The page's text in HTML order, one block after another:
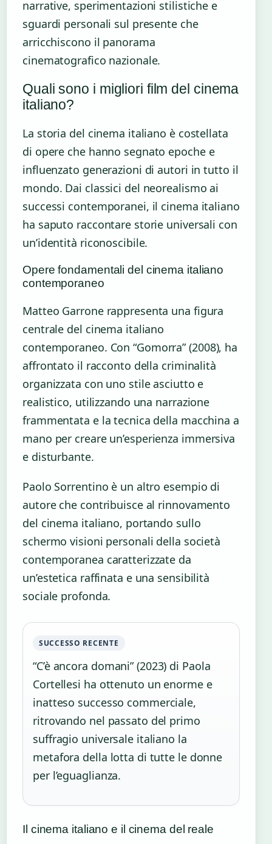
narrative, sperimentazioni stilistiche e
sguardi personali sul presente che
arricchiscono il panorama
cinematografico nazionale.
Quali sono i migliori film del cinema
italiano?
La storia del cinema italiano è costellata
di opere che hanno segnato epoche e
influenzato generazioni di autori in tutto il
mondo. Dai classici del neorealismo ai
successi contemporanei, il cinema italiano
ha saputo raccontare storie universali con
un’identità riconoscibile.
Opere fondamentali del cinema italiano
contemporaneo
Matteo Garrone rappresenta una figura
centrale del cinema italiano
contemporaneo. Con “Gomorra” (2008), ha
affrontato il racconto della criminalità
organizzata con uno stile asciutto e
realistico, utilizzando una narrazione
frammentata e la tecnica della macchina a
mano per creare un’esperienza immersiva
e disturbante.
Paolo Sorrentino è un altro esempio di
autore che contribuisce al rinnovamento
del cinema italiano, portando sullo
schermo visioni personali della società
contemporanea caratterizzate da
un’estetica raffinata e una sensibilità
sociale profonda.
SUCCESSO RECENTE
“C’è ancora domani” (2023) di Paola
Cortellesi ha ottenuto un enorme e
inatteso successo commerciale,
ritrovando nel passato del primo
suffragio universale italiano la
metafora della lotta di tutte le donne
per l’eguaglianza.
Il cinema italiano e il cinema del reale